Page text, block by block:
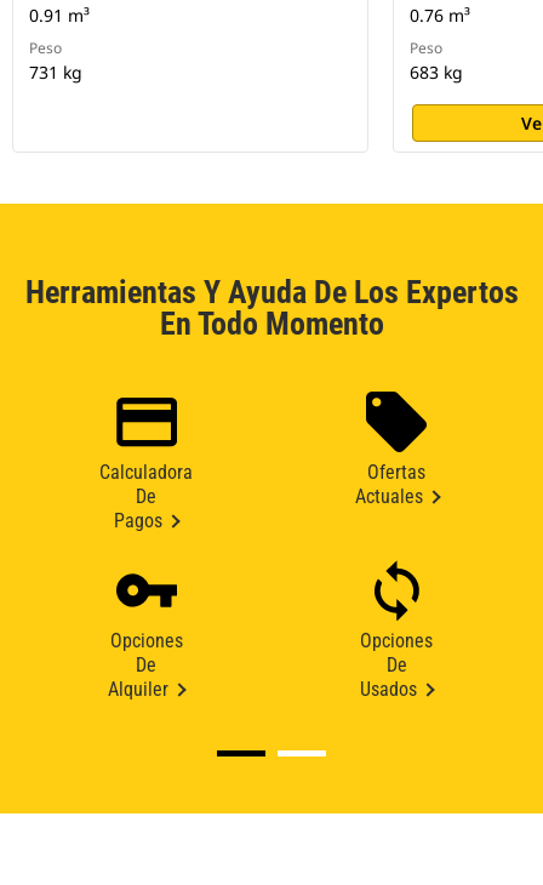
0.91 m³
Peso
731 kg
0.76 m³
Peso
683 kg
Herramientas Y Ayuda De Los Expertos
En Todo Momento
Calculadora
De
Pagos
Ofertas
Actuales
Opciones
De
Alquiler
Opciones
De
Usados